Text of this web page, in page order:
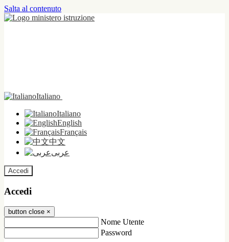
Salta al contenuto
Italiano
Italiano
English
Français
中文
عربى
Accedi
Accedi
button close ×
Nome Utente
Password